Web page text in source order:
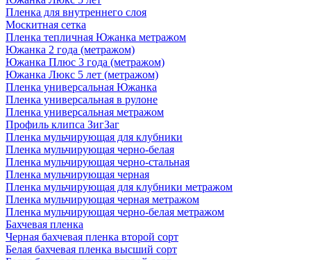
Пленка для внутреннего слоя
Москитная сетка
Пленка тепличная Южанка метражом
Южанка 2 года (метражом)
Южанка Плюс 3 года (метражом)
Южанка Люкс 5 лет (метражом)
Пленка универсальная Южанка
Пленка универсальная в рулоне
Пленка универсальная метражом
Профиль клипса ЗигЗаг
Пленка мульчирующая для клубники
Пленка мульчирующая черно-белая
Пленка мульчирующая черно-стальная
Пленка мульчирующая черная
Пленка мульчирующая для клубники метражом
Пленка мульчирующая черная метражом
Пленка мульчирующая черно-белая метражом
Бахчевая пленка
Черная бахчевая пленка второй сорт
Белая бахчевая пленка высший сорт